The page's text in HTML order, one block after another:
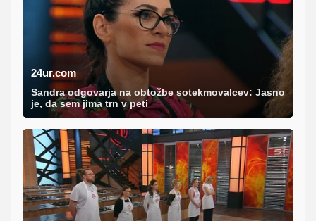
24ur.com
Sandra odgovarja na obtožbe sotekmovalcev: Jasno
je, da sem jima trn v peti